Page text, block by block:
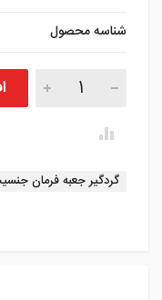
شناسه محصول
گردگیر جعبه فرمان
برچسب:
گردگیر جعبه فرمان